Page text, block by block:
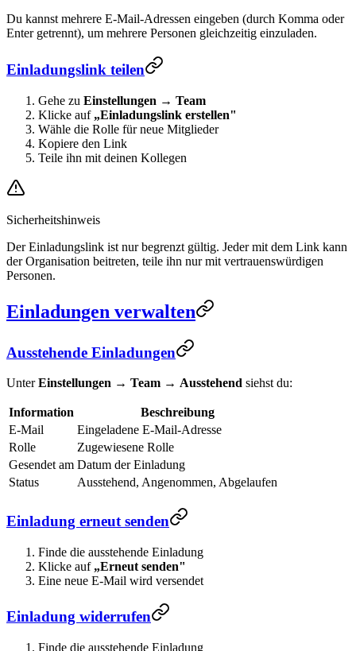
Du kannst mehrere E-Mail-Adressen eingeben (durch Komma oder
Enter getrennt), um mehrere Personen gleichzeitig einzuladen.
Einladungslink teilen
Gehe zu Einstellungen → Team
Klicke auf „Einladungslink erstellen"
Wähle die Rolle für neue Mitglieder
Kopiere den Link
Teile ihn mit deinen Kollegen
Sicherheitshinweis
Der Einladungslink ist nur begrenzt gültig. Jeder mit dem Link kann
der Organisation beitreten, teile ihn nur mit vertrauenswürdigen
Personen.
Einladungen verwalten
Ausstehende Einladungen
UnterEinstellungen → Team → Ausstehend siehst du:
Information
Beschreibung
E-Mail
Eingeladene E-Mail-Adresse
Rolle
Zugewiesene Rolle
Gesendet am Datum der Einladung
Status
Ausstehend, Angenommen, Abgelaufen
Einladung erneut senden
Finde die ausstehende Einladung
Klicke auf „Erneut senden"
Eine neue E-Mail wird versendet
Einladung widerrufen
Finde die ausstehende Einladung